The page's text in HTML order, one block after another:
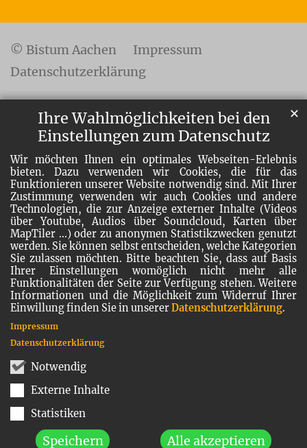
Ihre Wahlmöglichkeiten bei den
Einstellungen zum Datenschutz
Wir möchten Ihnen ein optimales Webseiten-Erlebnis
bieten. Dazu verwenden wir Cookies, die für das
Funktionieren unserer Website notwendig sind. Mit Ihrer
Zustimmung verwenden wir auch Cookies und andere
Technologien, die zur Anzeige externer Inhalte (Videos
über Youtube, Audios über Soundcloud, Karten über
MapTiler ...) oder zu anonymen Statistikzwecken genutzt
werden. Sie können selbst entscheiden, welche Kategorien
Sie zulassen möchten. Bitte beachten Sie, dass auf Basis
Ihrer Einstellungen womöglich nicht mehr alle
Funktionalitäten der Seite zur Verfügung stehen. Weitere
Informationen und die Möglichkeit zum Widerruf Ihrer
Einwillung finden Sie in unsererDatenschutzerklärung.
Notwendig
Externe Inhalte
Statistiken
Speichern Alle akzeptieren
✕
Impressum
Datenschutzerklärung
© Bistum Aachen
Impressum
Datenschutzerklärung